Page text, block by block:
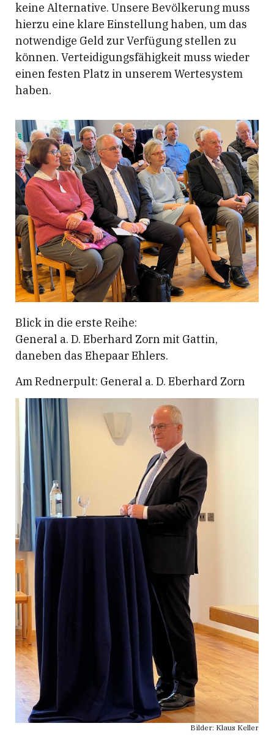
keine Alternative. Unsere Bevölkerung muss
hierzu eine klare Einstellung haben, um das
notwendige Geld zur Verfügung stellen zu
können. Verteidigungsfähigkeit muss wieder
einen festen Platz in unserem Wertesystem
haben.
Blick in die erste Reihe:
General a. D. Eberhard Zorn mit Gattin,
daneben das Ehepaar Ehlers.
Am Rednerpult: General a. D. Eberhard Zorn
Bilder: Klaus Keller